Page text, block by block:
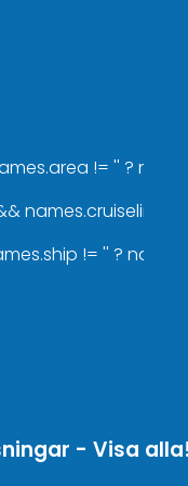
!= '' ?
names.cruiseline !=
!= '' ?